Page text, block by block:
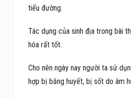
tiểu đường.
Tác dụng của sinh địa trong bài
hóa rất tốt.
Cho nên ngày nay người ta sử
hợp bị băng huyết, bị sốt do âm